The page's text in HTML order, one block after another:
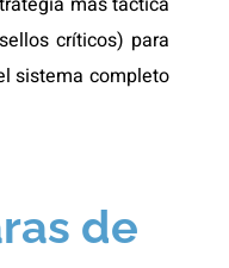
críticos) para
sistema completo
de